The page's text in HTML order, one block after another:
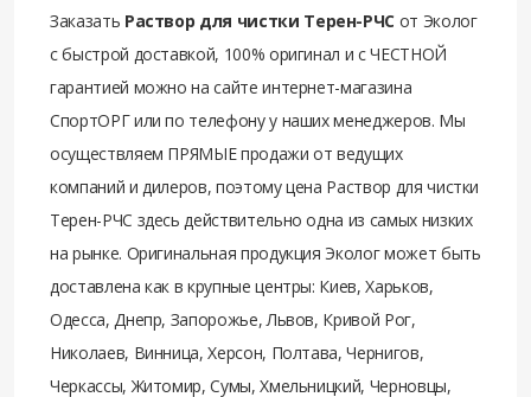
Заказать Раствор для чистки Терен-РЧС от Эколог
с быстрой доставкой, 100% оригинал и с ЧЕСТНОЙ
гарантией можно на сайте интернет-магазина
СпортОРГ или по телефону у наших менеджеров. Мы
осуществляем ПРЯМЫЕ продажи от ведущих
компаний и дилеров, поэтому цена Раствор для чистки
Терен-РЧС здесь действительно одна из самых низких
на рынке. Оригинальная продукция Эколог может быть
доставлена как в крупные центры: Киев, Харьков,
Одесса, Днепр, Запорожье, Львов, Кривой Рог,
Николаев, Винница, Херсон, Полтава, Чернигов,
Черкассы, Житомир, Сумы, Хмельницкий, Черновцы,